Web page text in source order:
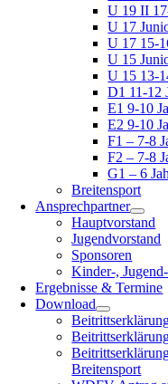
U 19 II
U 17
U 17 15-
U 15
U 15 13-
D1 11-12
E1 9-10
E2 9-10
F1 – 7-8
F2 – 7-8
G1 – 6
Breitensport
Ansprechpartner
Hauptvorstand
Jugendvorstand
Sponsoren
Kinder-,
Ergebnisse & Termine
Download
Breitensport